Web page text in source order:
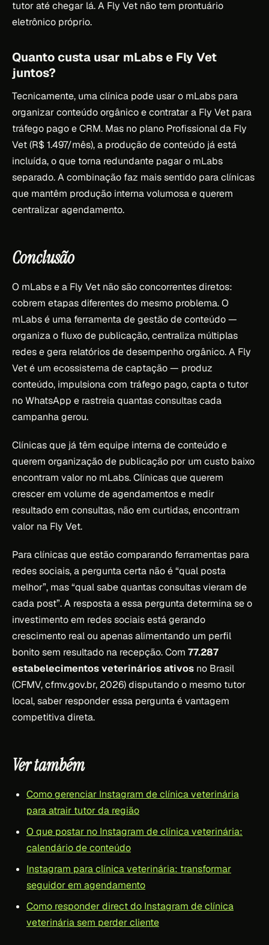
tutor até chegar lá. A Fly Vet não tem prontuário
eletrônico próprio.
Quanto custa usar mLabs e Fly Vet
juntos?
Tecnicamente, uma clínica pode usar o mLabs para
organizar conteúdo orgânico e contratar a Fly Vet para
tráfego pago e CRM. Mas no plano Profissional da Fly
Vet (R$ 1.497/mês), a produção de conteúdo já está
incluída, o que torna redundante pagar o mLabs
separado. A combinação faz mais sentido para clínicas
que mantêm produção interna volumosa e querem
centralizar agendamento.
Conclusão
O mLabs e a Fly Vet não são concorrentes diretos:
cobrem etapas diferentes do mesmo problema. O
mLabs é uma ferramenta de gestão de conteúdo —
organiza o fluxo de publicação, centraliza múltiplas
redes e gera relatórios de desempenho orgânico. A Fly
Vet é um ecossistema de captação — produz
conteúdo, impulsiona com tráfego pago, capta o tutor
no WhatsApp e rastreia quantas consultas cada
campanha gerou.
Clínicas que já têm equipe interna de conteúdo e
querem organização de publicação por um custo baixo
encontram valor no mLabs. Clínicas que querem
crescer em volume de agendamentos e medir
resultado em consultas, não em curtidas, encontram
valor na Fly Vet.
Para clínicas que estão comparando ferramentas para
redes sociais, a pergunta certa não é “qual posta
melhor”, mas “qual sabe quantas consultas vieram de
cada post”. A resposta a essa pergunta determina se o
investimento em redes sociais está gerando
crescimento real ou apenas alimentando um perfil
bonito sem resultado na recepção. Com 77.287
estabelecimentos veterinários ativos no Brasil
(CFMV, cfmv.gov.br, 2026) disputando o mesmo tutor
local, saber responder essa pergunta é vantagem
competitiva direta.
Ver também
Como gerenciar Instagram de clínica veterinária
para atrair tutor da região
O que postar no Instagram de clínica veterinária:
calendário de conteúdo
Instagram para clínica veterinária: transformar
seguidor em agendamento
Como responder direct do Instagram de clínica
veterinária sem perder cliente